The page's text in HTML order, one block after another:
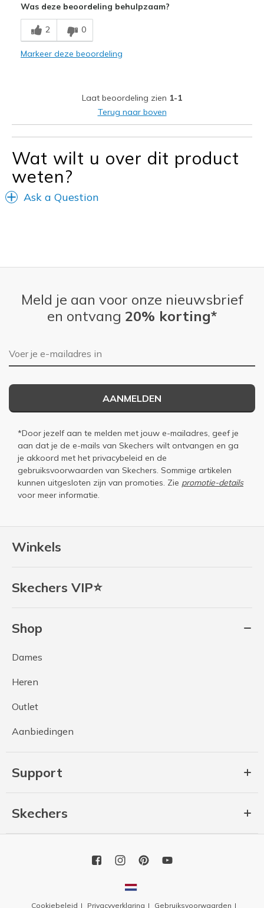
Comfortable
Stylish
Travel
Width
Feels true to width
Sizing
Was deze beoordeling behulpzaam?
2 0
Markeer deze beoordeling
Laat beoordeling zien 1-1
Terug naar boven
Wat wilt u over dit product
weten?
Ask a Question
Winkels
Skechers VIP⭐
Shop
Dames
Heren
Outlet
Aanbiedingen
Support
Skechers
Meld je aan voor onze nieuwsbrief
en ontvang 20% korting*
E-mailadres
AANMELDEN
*Door jezelf aan te melden met jouw e-mailadres, geef je
aan dat je de e-mails van Skechers wilt ontvangen en ga
je akkoord met het privacybeleid en de
gebruiksvoorwaarden van Skechers. Sommige artikelen
kunnen uitgesloten zijn van promoties. Zie promotie-details
voor meer informatie.
Cookiebeleid Privacyverklaring Gebruiksvoorwaarden